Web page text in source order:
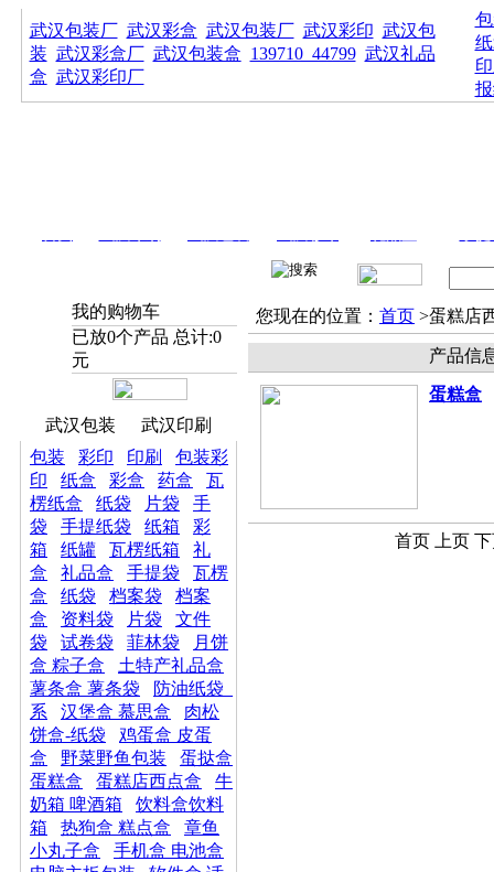
武汉包装厂 武汉彩盒 武汉包装厂 武汉彩印 武汉包
装 武汉彩盒厂 武汉包装盒 139710_44799 武汉礼品
盒 武汉彩印厂
我的购物车
已放0个产品 总计:0
元
武汉包装
武汉印刷
包装
彩印 印刷
包装彩
印
纸盒 彩盒 药盒
瓦
楞纸盒
纸袋 片袋
手
袋
手提纸袋 纸箱
彩
箱
纸罐 瓦楞纸箱
礼
盒
礼品盒 手提袋
瓦楞
盒
纸袋 档案袋
档案
盒
资料袋 片袋
文件
袋
试卷袋 菲林袋
月饼
盒 粽子盒
土特产礼品盒
薯条盒 薯条袋
防油纸袋_
系
汉堡盒 慕思盒
肉松
饼盒-纸袋
鸡蛋盒 皮蛋
盒
野菜野鱼包装
蛋挞盒
蛋糕盒
蛋糕店西点盒
牛
奶箱 啤酒箱
饮料盒饮料
箱
热狗盒 糕点盒
章鱼
小丸子盒
手机盒 电池盒
您现在的位置： 首页 >蛋糕店
产品信
蛋糕盒
首页 上页